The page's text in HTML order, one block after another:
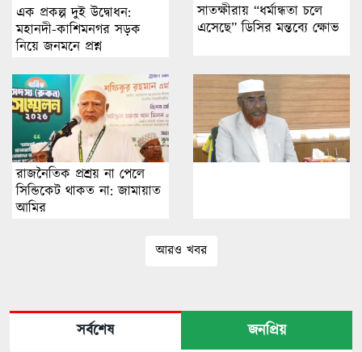
এক প্রকল্প দুই উদ্বোধন:
মহানদী-কাশিমনগর সড়ক
নিয়ে জনমনে প্রশ্ন
সাতক্ষীরায় “ধর্মান্ধতা চলে
এসেছে” ডিসির মন্তব্যে ক্ষোভ
রাজনৈতিক প্রশ্রয় না পেলে
সিন্ডিকেট থাকত না: জামায়াত
আমির
আরও খবর
সর্বশেষ
জনপ্রিয়